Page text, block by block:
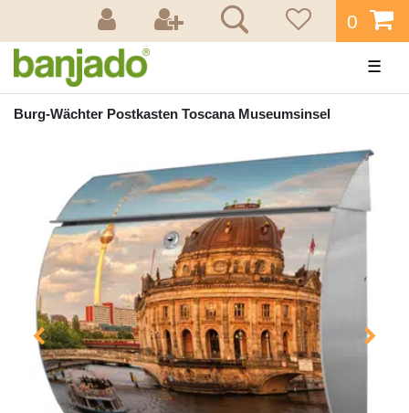
0
☰
Burg-Wächter Postkasten Toscana Museumsinsel